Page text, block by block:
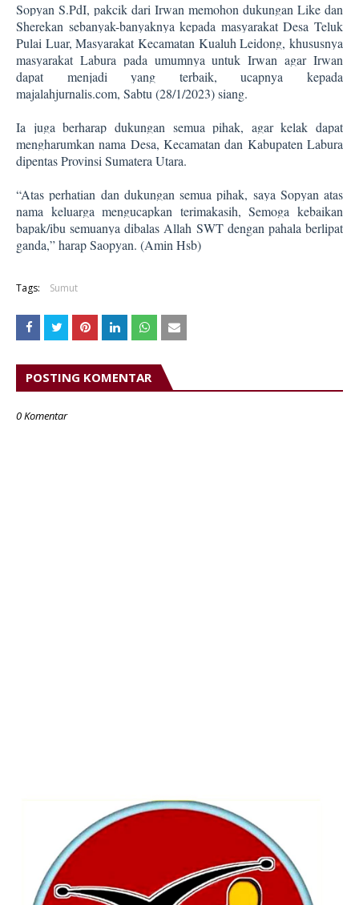
Sopyan S.PdI, pakcik dari Irwan memohon dukungan Like dan
Sherekan sebanyak-banyaknya kepada masyarakat Desa Teluk
Pulai Luar, Masyarakat Kecamatan Kualuh Leidong, khususnya
masyarakat Labura pada umumnya untuk Irwan agar Irwan
dapat menjadi yang terbaik, ucapnya kepada
majalahjurnalis.com, Sabtu (28/1/2023) siang.
Ia juga berharap dukungan semua pihak, agar kelak dapat
mengharumkan nama Desa, Kecamatan dan Kabupaten Labura
dipentas Provinsi Sumatera Utara.
“Atas perhatian dan dukungan semua pihak, saya Sopyan atas
nama keluarga mengucapkan terimakasih, Semoga kebaikan
bapak/ibu semuanya dibalas Allah SWT dengan pahala berlipat
ganda,” harap Saopyan. (Amin Hsb)
Tags: Sumut
POSTING KOMENTAR
0 Komentar